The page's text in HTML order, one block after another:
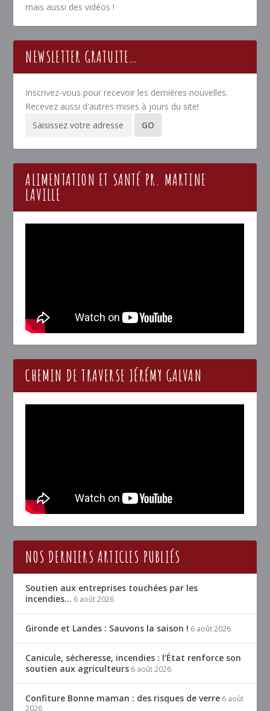
mais aussi des vidéos !
NEWSLETTER GRATUITE…
Inscrivez-vous pour recevoir les dernières nouvelles.
Recevez aussi d'autres mises à jours du site!
ALIMENTATION ET SANTÉ PR. MARTINE
LAVILLE
CHEMIN DE TRAVERSE JÉRÉMY GALVAN
NOS DERNIERS ARTICLES PUBLIÉS
Soutien aux entreprises touchées par les
incendies… 6 août 2026
Gironde et Landes : Sauvons la saison ! 6 août 2026
Canicule, sécheresse, incendies : l’État renforce son
soutien aux agriculteurs 6 août 2026
Confiture Bonne maman : des risques de verre 6 août
2026